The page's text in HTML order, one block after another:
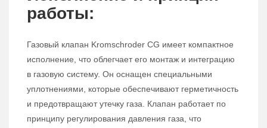
работы:
Газовый клапан Kromschroder CG имеет компактное
исполнение, что облегчает его монтаж и интеграцию
в газовую систему. Он оснащен специальными
уплотнениями, которые обеспечивают герметичность
и предотвращают утечку газа. Клапан работает по
принципу регулирования давления газа, что